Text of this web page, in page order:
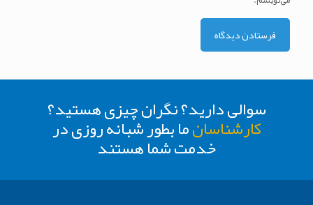
سوالی دارید؟ نگران چیزی هستید؟
کارشناسانما بطور شبانه روزی در
خدمت شما هستند